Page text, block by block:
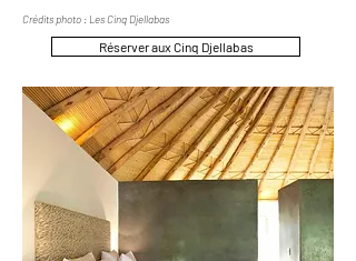
Crédits photo : Les Cinq Djellabas
Réserver aux Cinq Djellabas